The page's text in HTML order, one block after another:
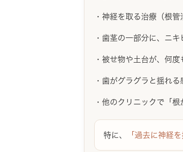
・神経を取る治療（根
・歯茎の一部分に、ニ
・被せ物や土台が、何度
・歯がグラグラと揺れる
・他のクリニックで「
特に、 「過去に神経を